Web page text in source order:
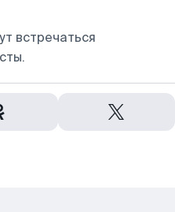
встречаться